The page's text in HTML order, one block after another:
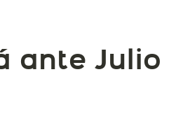
ante Julio